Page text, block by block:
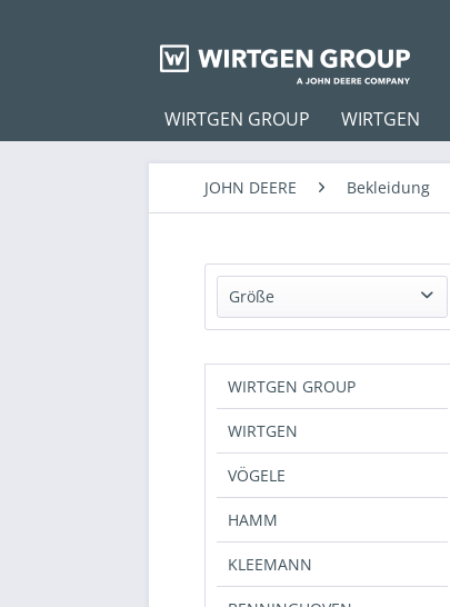
WIRTGEN GROUP WIRTGEN
JOHN DEERE Bekleidung
WIRTGEN GROUP
WIRTGEN
VÖGELE
HAMM
KLEEMANN
Größe
L
XL
XXL